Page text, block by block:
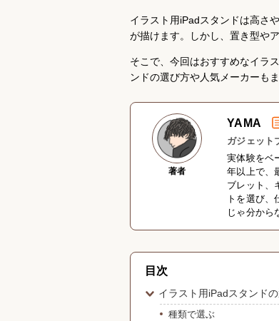
イラスト用iPadスタンドは高さ
が描けます。しかし、置き型や
そこで、今回はおすすめなイラ
ンドの選び方や人気メーカーも
著者
YAMA
ガジェット
実体験をベ
年以上で、
ブレット、
トを選び
じゃ分から
目次
イラスト用iPadスタンド
種類で選ぶ